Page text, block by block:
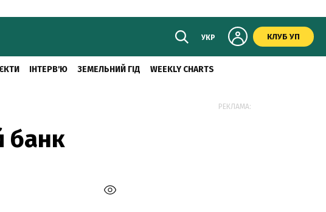
УКР КЛУБ УП
ІНТЕРВ'Ю ЗЕМЕЛЬНИЙ ГІД WEEKLY CHARTS
банк
РЕКЛАМА: